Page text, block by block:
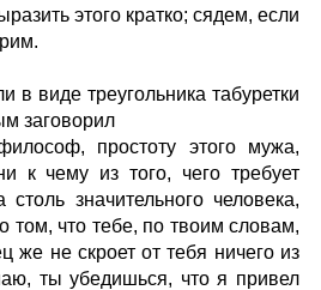
этого кратко; сядем, если
в виде треугольника табуретки
заговорил
простоту этого мужа,
к чему из того, чего требует
значительного человека,
том, что тебе, по твоим словам,
же не скроет от тебя ничего из
ты убедишься, что я привел